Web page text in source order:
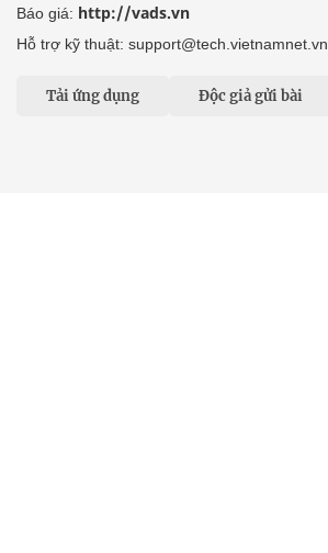
Báo giá: http://vads.vn
Hỗ trợ kỹ thuật: support@tech.vietnamnet.vn
Tải ứng dụng Độc giả gửi bài